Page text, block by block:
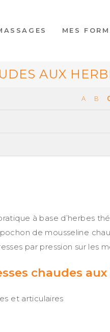
MES
AUX
A B
à base d’herbes
de mousseline
par pression sur les
chaudes
et articulaires